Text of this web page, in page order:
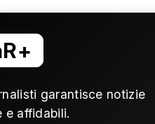
garantisce notizie
e affidabili.